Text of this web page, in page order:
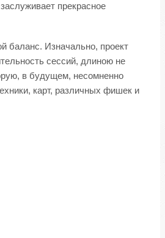
прекрасное
баланс. Изначально, проект
сессий, длиною не
в будущем, несомненно
карт, различных фишек и